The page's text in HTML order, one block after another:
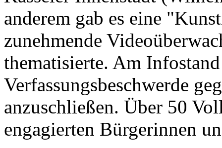
anderem gab es eine
zunehmende
thematisierte. Am
Verfassungsbeschwerde
anzuschließen. Über 50
engagierten Bürgerinnen